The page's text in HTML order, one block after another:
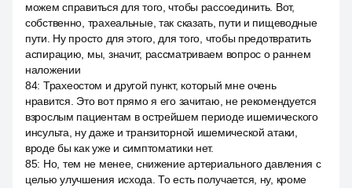
можем справиться для того, чтобы рассоединить. Вот,
собственно, трахеальные, так сказать, пути и пищеводные
пути. Ну просто для этого, для того, чтобы предотвратить
аспирацию, мы, значит, рассматриваем вопрос о раннем
наложении
84: Трахеостом и другой пункт, который мне очень
нравится. Это вот прямо я его зачитаю, не рекомендуется
взрослым пациентам в острейшем периоде ишемического
инсульта, ну даже и транзиторной ишемической атаки,
вроде бы как уже и симптоматики нет.
85: Но, тем не менее, снижение артериального давления с
целью улучшения исхода. То есть получается, ну, кроме